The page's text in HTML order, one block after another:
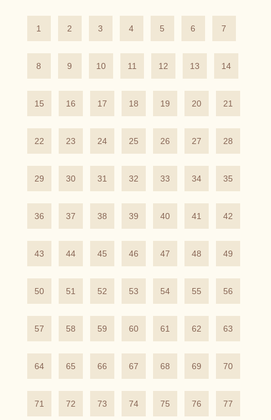
1 2 3 4 5 6 7
8 9 10 11 12 13 14
15 16 17 18 19 20 21
22 23 24 25 26 27 28
29 30 31 32 33 34 35
36 37 38 39 40 41 42
43 44 45 46 47 48 49
50 51 52 53 54 55 56
57 58 59 60 61 62 63
64 65 66 67 68 69 70
71 72 73 74 75 76 77